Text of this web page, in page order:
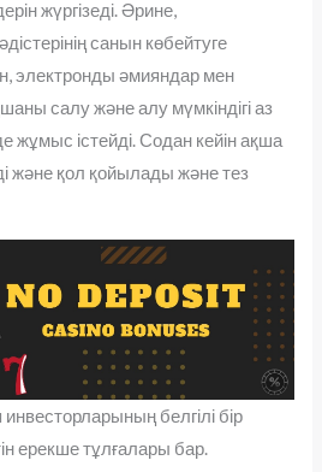
жүргізеді. Әрине,
санын көбейтуге
электронды әмияндар мен
салу және алу мүмкіндігі аз
жұмыс істейді. Содан кейін ақша
және қол қойылады және тез
белгілі бір
ерекше тұлғалары бар.